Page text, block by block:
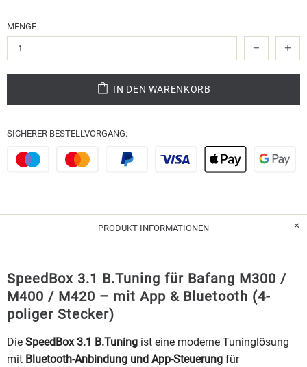
MENGE
IN DEN WARENKORB
SICHERER BESTELLVORGANG:
PRODUKT INFORMATIONEN
SpeedBox 3.1 B.Tuning für Bafang M300 /
M400 / M420 – mit App & Bluetooth (4-
poliger Stecker)
Die SpeedBox 3.1 B.Tuning ist eine moderne Tuninglösung
mit Bluetooth-Anbindung und App-Steuerung für